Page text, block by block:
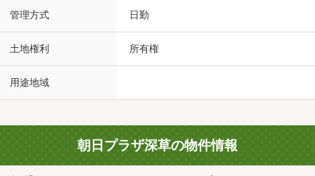
管理方式 日勤
土地権利 所有権
用途地域
朝日プラザ深草の物件情報